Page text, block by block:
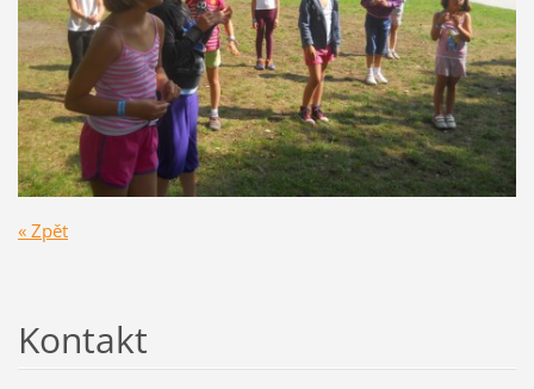
« Zpět
Kontakt